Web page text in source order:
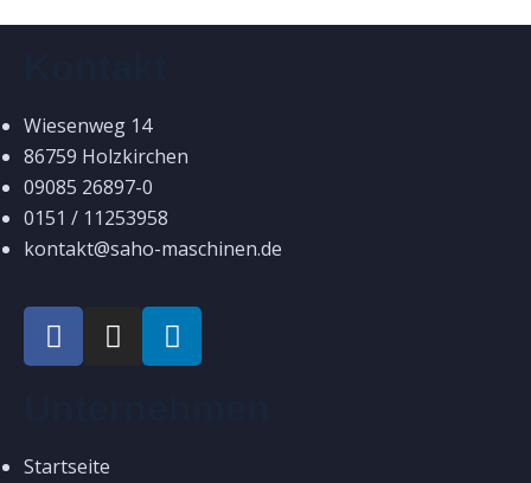
Wiesenweg 14
86759 Holzkirchen
09085 26897-0
0151 / 11253958
kontakt@saho-maschinen.de
Startseite